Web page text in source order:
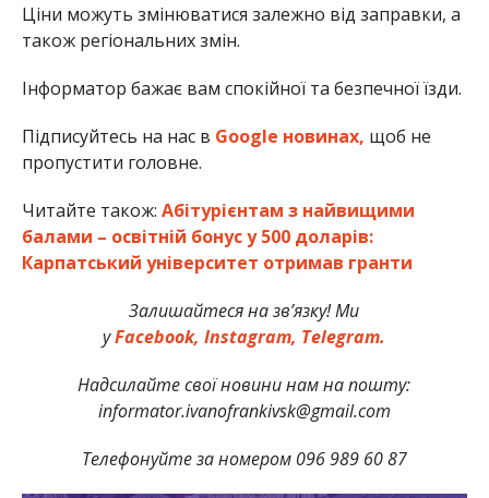
Ціни можуть змінюватися залежно від заправки, а
також регіональних змін.
Інформатор бажає вам спокійної та безпечної їзди.
Підписуйтесь на нас в Google новинах, щоб не
пропустити головне.
Читайте також: Абітурієнтам з найвищими
балами – освітній бонус у 500 доларів:
Карпатський університет отримав гранти
Залишайтеся на зв’язку! Ми
уFacebook, Instagram, Telegram.
Надсилайте свої новини нам на пошту:
informator.ivanofrankivsk@gmail.com
Телефонуйте за номером 096 989 60 87